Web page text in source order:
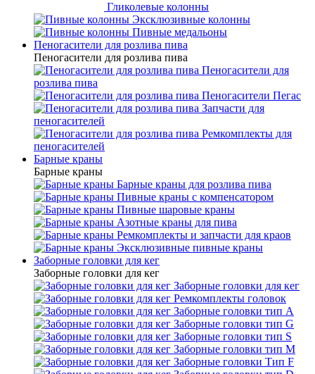
Гликолевые колонны
Эксклюзивные колонны
Пивные медальоны
Пеногасители для розлива пива
Пеногасители для розлива пива
Пеногасители для
розлива пива
Пеногасители Пегас
Запчасти для
пеногасителей
Ремкомплекты для
пеногасителей
Барные краны
Барные краны
Барные краны для розлива пива
Пивные краны с компенсатором
Пивные шаровые краны
Азотные краны для пива
Ремкомплекты и запчасти для краов
Эксклюзивные пивные краны
Заборные головки для кег
Заборные головки для кег
Заборные головки для кег
Ремкомплекты головок
Заборные головки тип А
Заборные головки тип G
Заборные головки тип S
Заборные головки тип М
Заборные головки Тип F